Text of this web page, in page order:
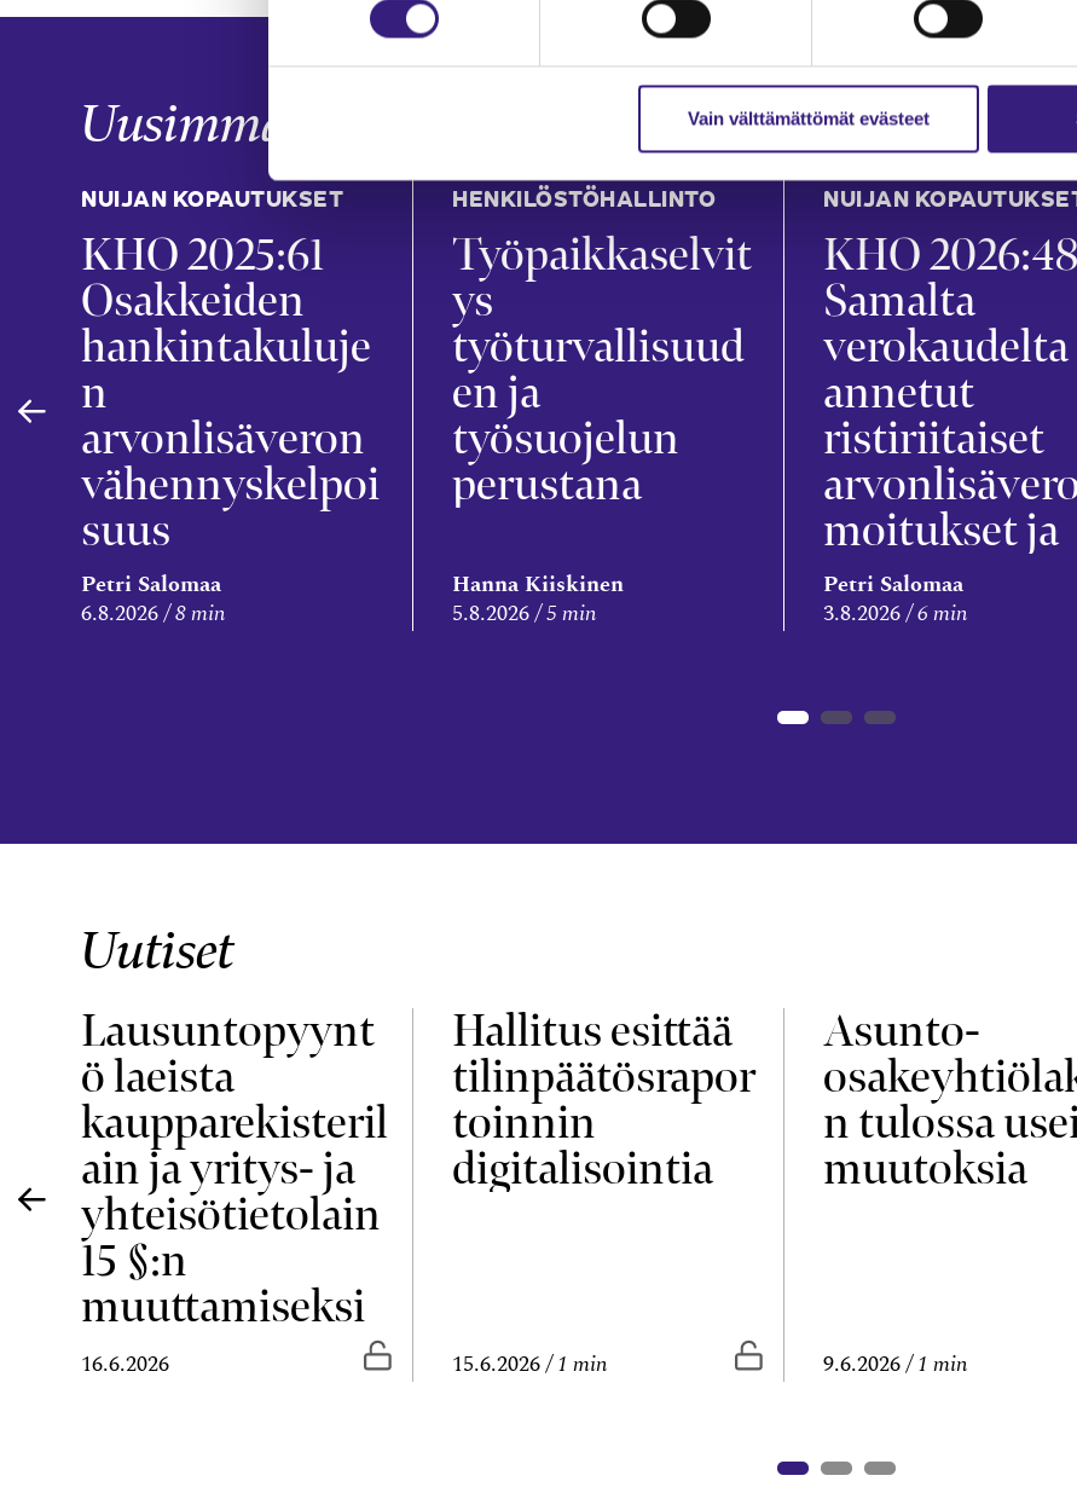
Vain välttämättömät evästeet
Uusimmat
NUIJAN KOPAUTUKSET
KHO 2025:61
Osakkeiden
hankintakuluje
n
arvonlisäveron
vähennyskelpoi
suus
Petri Salomaa
6.8.2026 8 min
HENKILÖSTÖHALLINTO
Työpaikkaselvit
ys
työturvallisuud
en ja
työsuojelun
perustana
Hanna Kiiskinen
5.8.2026 5 min
NUIJAN
KHO 2026:48
Samalta
verokaudelta
annetut
ristiriitaiset
moitukset ja
veronkorotus
Petri Salomaa
3.8.2026 6 min
Uutiset
Vapaasti luettavissa
Lausuntopyynt
ö laeista
kaupparekisteril
ain ja yritys- ja
yhteisötietolain
15 §:n
muuttamiseksi
16.6.2026 Vapaasti luettavissa
Hallitus esittää
tilinpäätösrapor
toinnin
digitalisointia
15.6.2026 1 min Vapaasti luettavissa
Asunto-
n tulossa
muutoksia
9.6.2026 1 min